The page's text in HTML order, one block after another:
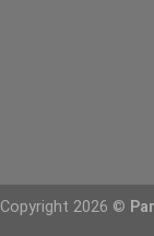
Copyright 2026 ©